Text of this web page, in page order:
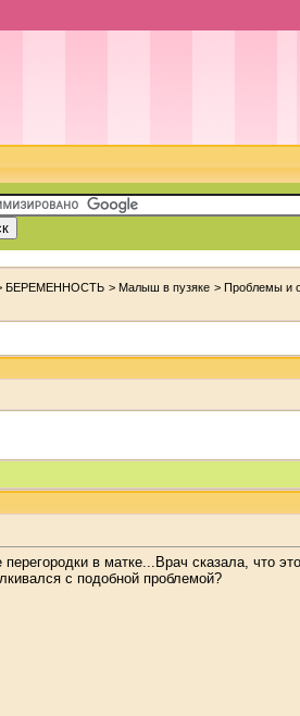
БЕРЕМЕННОСТЬ > Малыш в пузяке > Проблемы и
в матке...Врач сказала, что
с подобной проблемой?